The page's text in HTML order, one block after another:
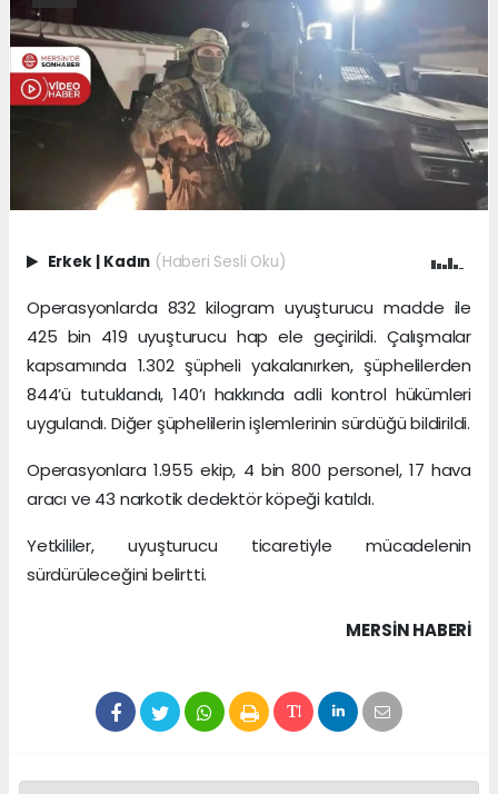
Erkek Kadın (Haberi Sesli Oku)
Operasyonlarda 832 kilogram uyuşturucu madde ile
425 bin 419 uyuşturucu hap ele geçirildi. Çalışmalar
kapsamında 1.302 şüpheli yakalanırken, şüphelilerden
844’ü tutuklandı, 140’ı hakkında adli kontrol hükümleri
uygulandı. Diğer şüphelilerin işlemlerinin sürdüğü bildirildi.
Operasyonlara 1.955 ekip, 4 bin 800 personel, 17 hava
aracı ve 43 narkotik dedektör köpeği katıldı.
Yetkililer, uyuşturucu ticaretiyle mücadelenin
sürdürüleceğini belirtti.
MERSIN HABERİ